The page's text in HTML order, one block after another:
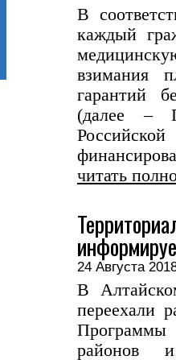
В
каждый
взимания
гарантий
(далее –
читать
24 Августа
В
переехали
Программы
районов